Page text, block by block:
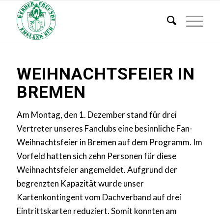
WEIHNACHTSFEIER IN
BREMEN
Am Montag, den 1. Dezember stand für drei
Vertreter unseres Fanclubs eine besinnliche Fan-
Weihnachtsfeier in Bremen auf dem Programm. Im
Vorfeld hatten sich zehn Personen für diese
Weihnachtsfeier angemeldet. Aufgrund der
begrenzten Kapazität wurde unser
Kartenkontingent vom Dachverband auf drei
Eintrittskarten reduziert. Somit konnten am